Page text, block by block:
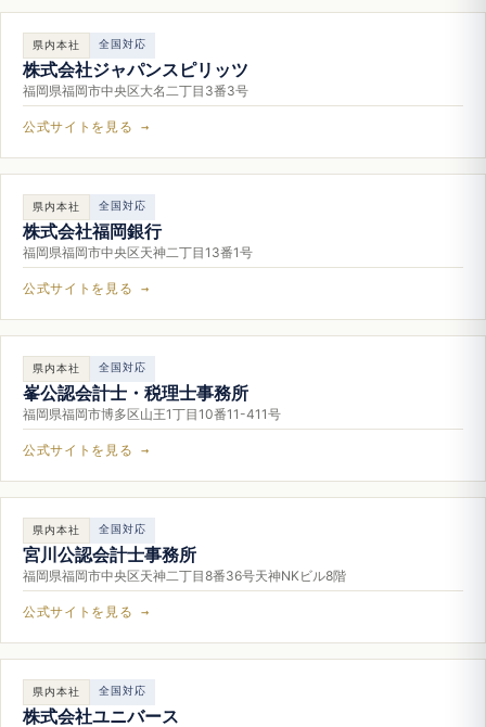
県内本社 全国対応
株式会社ジャパンスピリッツ
福岡県福岡市中央区大名二丁目3番3号
公式サイトを見る →
県内本社 全国対応
株式会社福岡銀行
福岡県福岡市中央区天神二丁目13番1号
公式サイトを見る →
県内本社 全国対応
峯公認会計士・税理士事務所
福岡県福岡市博多区山王1丁目10番11-411号
公式サイトを見る →
県内本社 全国対応
宮川公認会計士事務所
福岡県福岡市中央区天神二丁目8番36号天神NKビル8階
公式サイトを見る →
県内本社 全国対応
株式会社ユニバース